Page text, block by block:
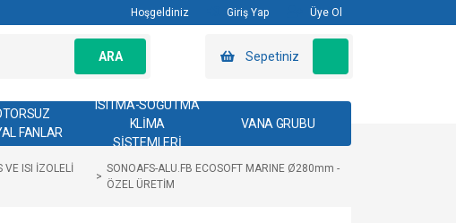
Hoşgeldiniz Giriş Yap Üye Ol
ARA Sepetiniz
FANLAR
ISITMA-SOĞUTMA
KLİMA
SİSTEMLERİ
VANA GRUBU
VE ISI İZOLELİ
SONOAFS-ALU.FB ECOSOFT MARINE Ø280mm -
ÖZEL ÜRETİM